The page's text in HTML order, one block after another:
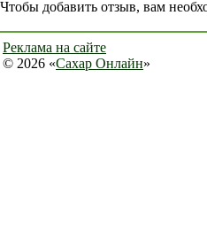
Чтобы добавить отзыв, вам
Реклама на сайте
© 2026 «Сахар Онлайн»